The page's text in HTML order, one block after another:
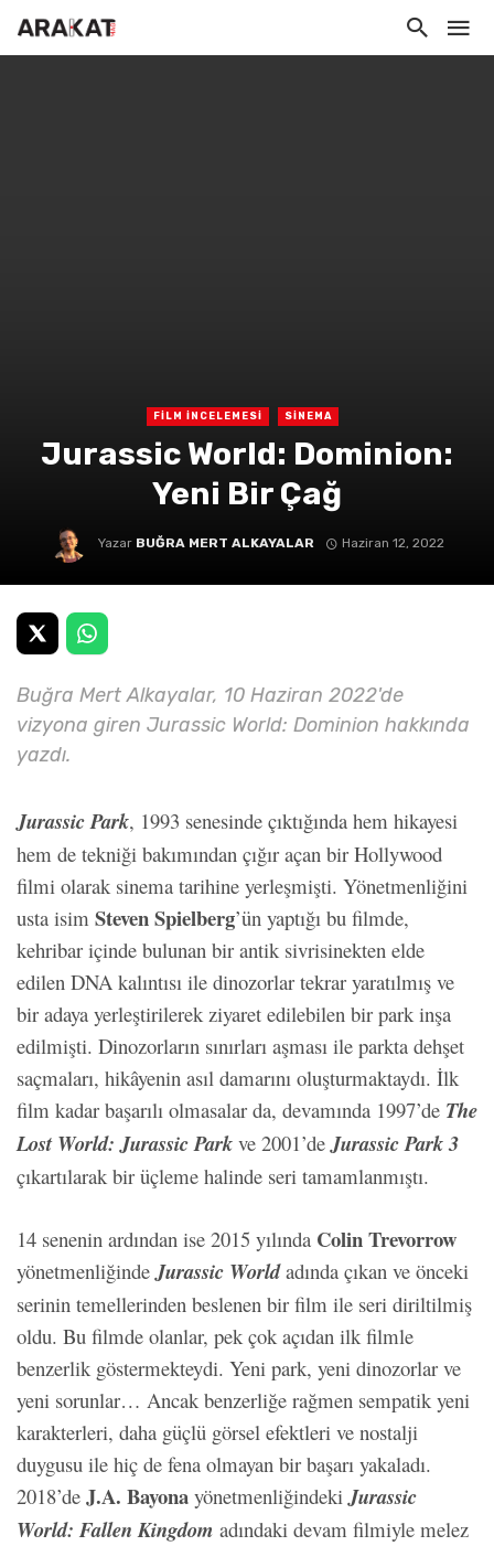
FİLM İNCELEMESİ SİNEMA
Jurassic World: Dominion:
Yeni Bir Çağ
Yazar BUĞRA MERT ALKAYALAR Haziran 12, 2022
Buğra Mert Alkayalar, 10 Haziran 2022'de
vizyona giren Jurassic World: Dominion hakkında
yazdı.
Jurassic Park, 1993 senesinde çıktığında hem hikayesi
hem de tekniği bakımından çığır açan bir Hollywood
filmi olarak sinema tarihine yerleşmişti. Yönetmenliğini
usta isim Steven Spielberg’ün yaptığı bu filmde,
kehribar içinde bulunan bir antik sivrisinekten elde
edilen DNA kalıntısı ile dinozorlar tekrar yaratılmış ve
bir adaya yerleştirilerek ziyaret edilebilen bir park inşa
edilmişti. Dinozorların sınırları aşması ile parkta dehşet
saçmaları, hikâyenin asıl damarını oluşturmaktaydı. İlk
film kadar başarılı olmasalar da, devamında 1997’de The
Lost World: Jurassic Park ve 2001’de Jurassic Park 3
çıkartılarak bir üçleme halinde seri tamamlanmıştı.
14 senenin ardından ise 2015 yılında Colin Trevorrow
yönetmenliğinde Jurassic Worldadında çıkan ve önceki
serinin temellerinden beslenen bir film ile seri diriltilmiş
oldu. Bu filmde olanlar, pek çok açıdan ilk filmle
benzerlik göstermekteydi. Yeni park, yeni dinozorlar ve
yeni sorunlar… Ancak benzerliğe rağmen sempatik yeni
karakterleri, daha güçlü görsel efektleri ve nostalji
duygusu ile hiç de fena olmayan bir başarı yakaladı.
2018’de J.A. Bayona yönetmenliğindeki Jurassic
World: Fallen Kingdom adındaki devam filmiyle melez